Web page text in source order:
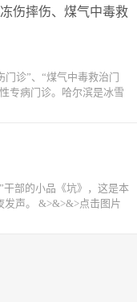
伤摔伤、煤气中毒救
诊”、“煤气中毒救治门
专病门诊。哈尔滨是冰雪
干部的小品《坑》，这是本
发声。 &>&>&>点击图片